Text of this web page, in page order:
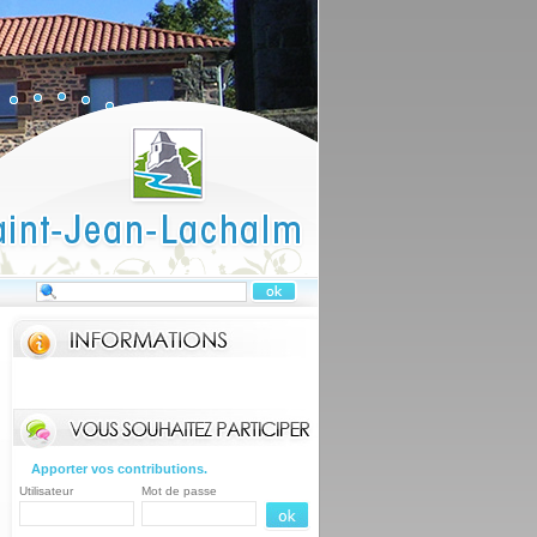
Apporter vos contributions.
Utilisateur Mot de passe